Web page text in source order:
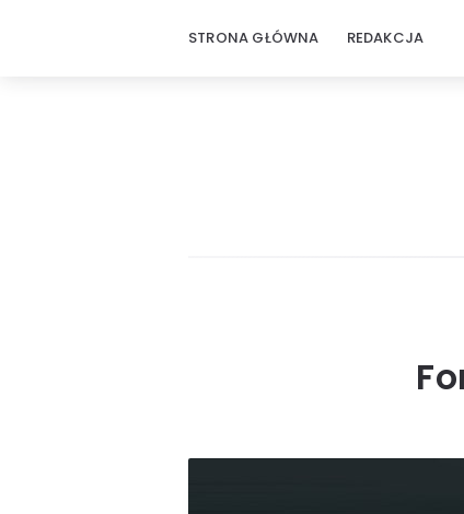
STRONA GŁÓWNA REDAKCJA